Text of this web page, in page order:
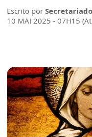
Escrito por
10 MAI 2025 - 07H15